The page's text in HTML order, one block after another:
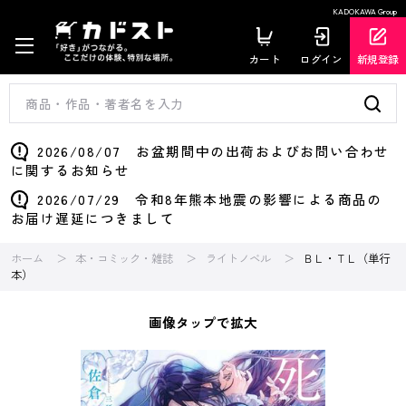
KADOKAWA Group
カート ログイン 新規登録
2026/08/07 お盆期間中の出荷およびお問い合わせ
に関するお知らせ
2026/07/29 令和8年熊本地震の影響による商品の
お届け遅延につきまして
ホーム 本・コミック・雑誌 ライトノベル
ＢＬ・ＴＬ（単行
本）
画像タップで拡大